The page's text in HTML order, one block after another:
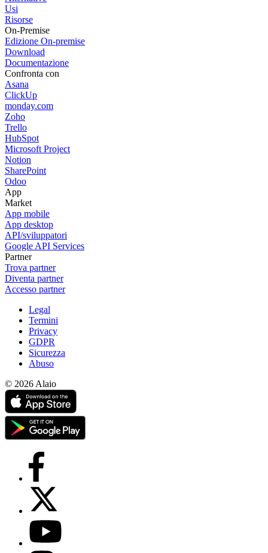
Usi
Risorse
On-Premise
Edizione On-premise
Download
Documentazione
Confronta con
Asana
ClickUp
monday.com
Zoho
Trello
HubSpot
Microsoft Project
Notion
SharePoint
Odoo
App
Market
App mobile
App desktop
API/sviluppatori
Google API Services
Partner
Trova partner
Diventa partner
Accesso partner
Legal
Termini
Privacy
GDPR
Sicurezza
Abuso
© 2026 Alaio